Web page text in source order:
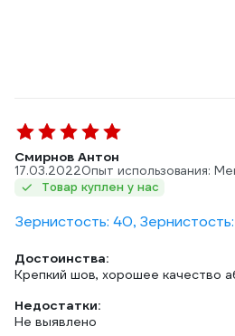
Смирнов Антон
17.03.2022Опыт использования:
Товар куплен у нас
Зернистость: 40,
Достоинства:
Крепкий шов, хорошее качество
Недостатки:
Не выявлено